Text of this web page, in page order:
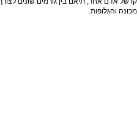
והגלופות.